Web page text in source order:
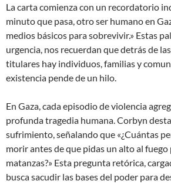
La carta comienza con un recordatorio
minuto que pasa, otro ser humano en
medios básicos para sobrevivir.» Estas
urgencia, nos recuerdan que detrás de
titulares hay individuos, familias y
existencia pende de un hilo.
En Gaza, cada episodio de violencia
profunda tragedia humana. Corbyn
sufrimiento, señalando que «¿Cuántas
morir antes de que pidas un alto al
matanzas?» Esta pregunta retórica,
busca sacudir las bases del poder para